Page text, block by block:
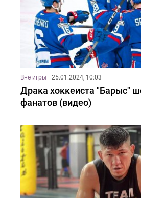
Вне игры 25.01.2024, 10:03
Драка хоккеиста "Барыс"
фанатов (видео)